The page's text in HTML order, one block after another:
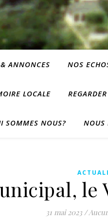
ANNONCES NOS
LOCALE
SOMMES NOUS? NOUS
le
31 mai 2023 /